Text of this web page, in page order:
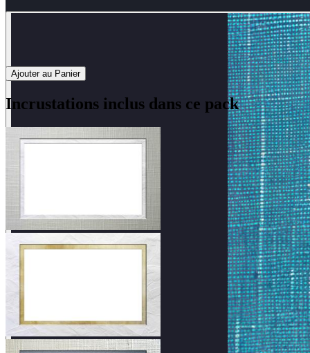
Ajouter au Panier
Incrustations inclus dans ce pack